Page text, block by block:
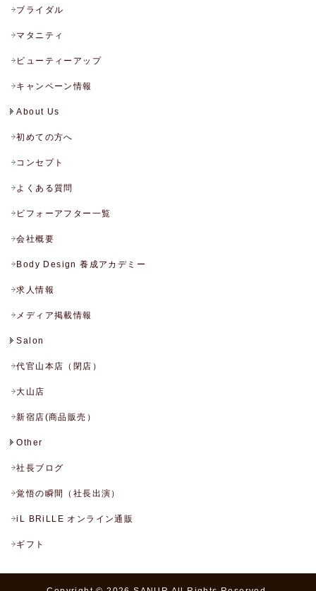
ブライダル
マタニティ
ビューティーアップ
キャンペーン情報
About Us
初めての方へ
コンセプト
よくある質問
ビフォーアフター一覧
会社概要
Body Design 養成アカデミー
求人情報
メディア掲載情報
Salon
代官山本店（閉店）
大山店
新宿店(商品販売）
Other
社長ブログ
覚悟の瞬間（社長出演）
iL BRiLLE オンライン通販
ギフト